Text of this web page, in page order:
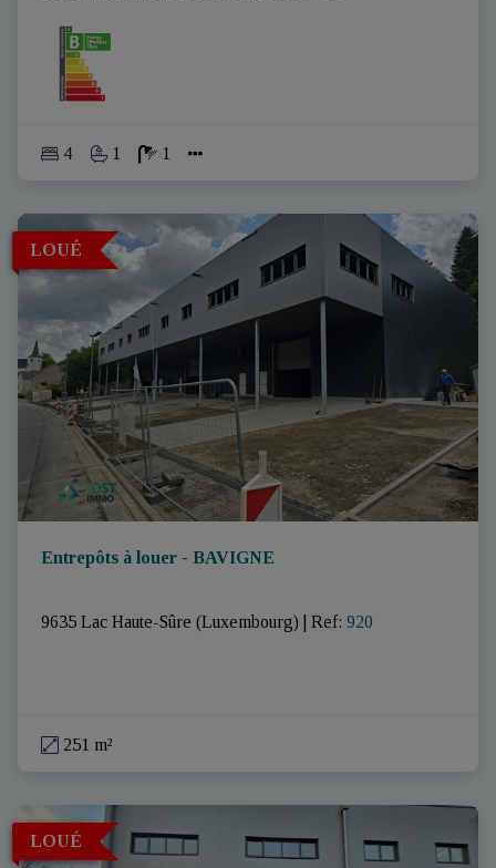
4 1 1
LOUÉ
Entrepôts à louer - BAVIGNE
9635 Lac Haute-Sûre (Luxembourg) Ref: 920
251 m²
LOUÉ